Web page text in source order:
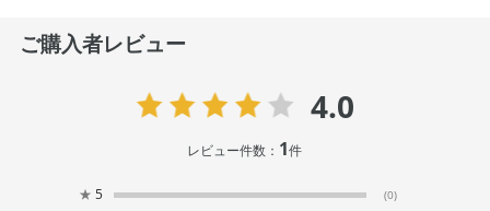
ご購入者レビュー
4.0
レビュー件数： 1件
★ 5 (0)